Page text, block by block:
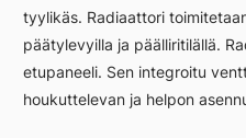
tyylikäs. Radiaattori
päätylevyilla ja päälliritilällä.
etupaneeli. Sen integroitu
houkuttelevan ja helpon